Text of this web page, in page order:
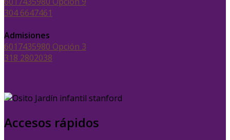
304 6647461
Admisiones
6017435980 Opción 3
318 2802038
Accesos rápidos